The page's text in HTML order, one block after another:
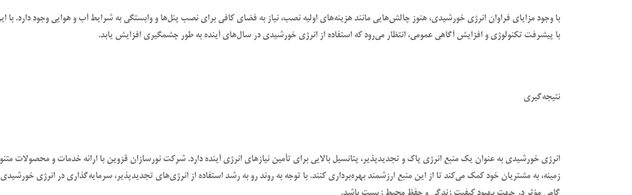
با وجود مزایای فراوان انرژی خورشیدی، هنوز چالش‌هایی مانند هزینه‌های اولیه نصب، نیاز به فضای کافی برای نصب پنل‌ها و وابستگی به شرایط آب و هوایی وجود دارد. با
با پیشرفت تکنولوژی و افزایش آگاهی عمومی، انتظار می‌رود که استفاده از انرژی خورشیدی در سال‌های آینده به طور چشمگیری افزایش یابد.
نتیجه‌گیری
انرژی خورشیدی به عنوان یک منبع انرژی پاک و تجدیدپذیر، پتانسیل بالایی برای تأمین نیازهای انرژی آینده دارد. شرکت نورسازان قزوین با ارائه خدمات و محصولات
زمینه، به مشتریان خود کمک می‌کند تا از این منبع ارزشمند بهره‌برداری کنند. با توجه به روند رو به رشد استفاده از انرژی‌های تجدیدپذیر، سرمایه‌گذاری در انرژی